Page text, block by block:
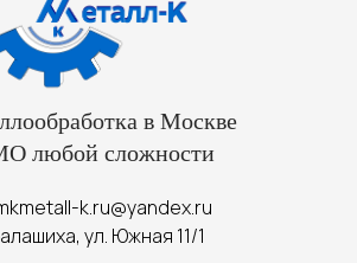
в Москве
любой сложности
k.ru@yandex.ru
ул. Южная 11/1